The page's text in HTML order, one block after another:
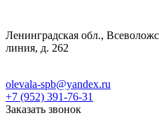
Ленинградская обл.,
линия, д. 262
olevala-spb@yandex.ru
+7 (952) 391-76-31
Заказать звонок